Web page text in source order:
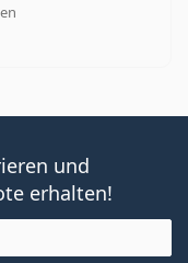
5
und
erhalten!